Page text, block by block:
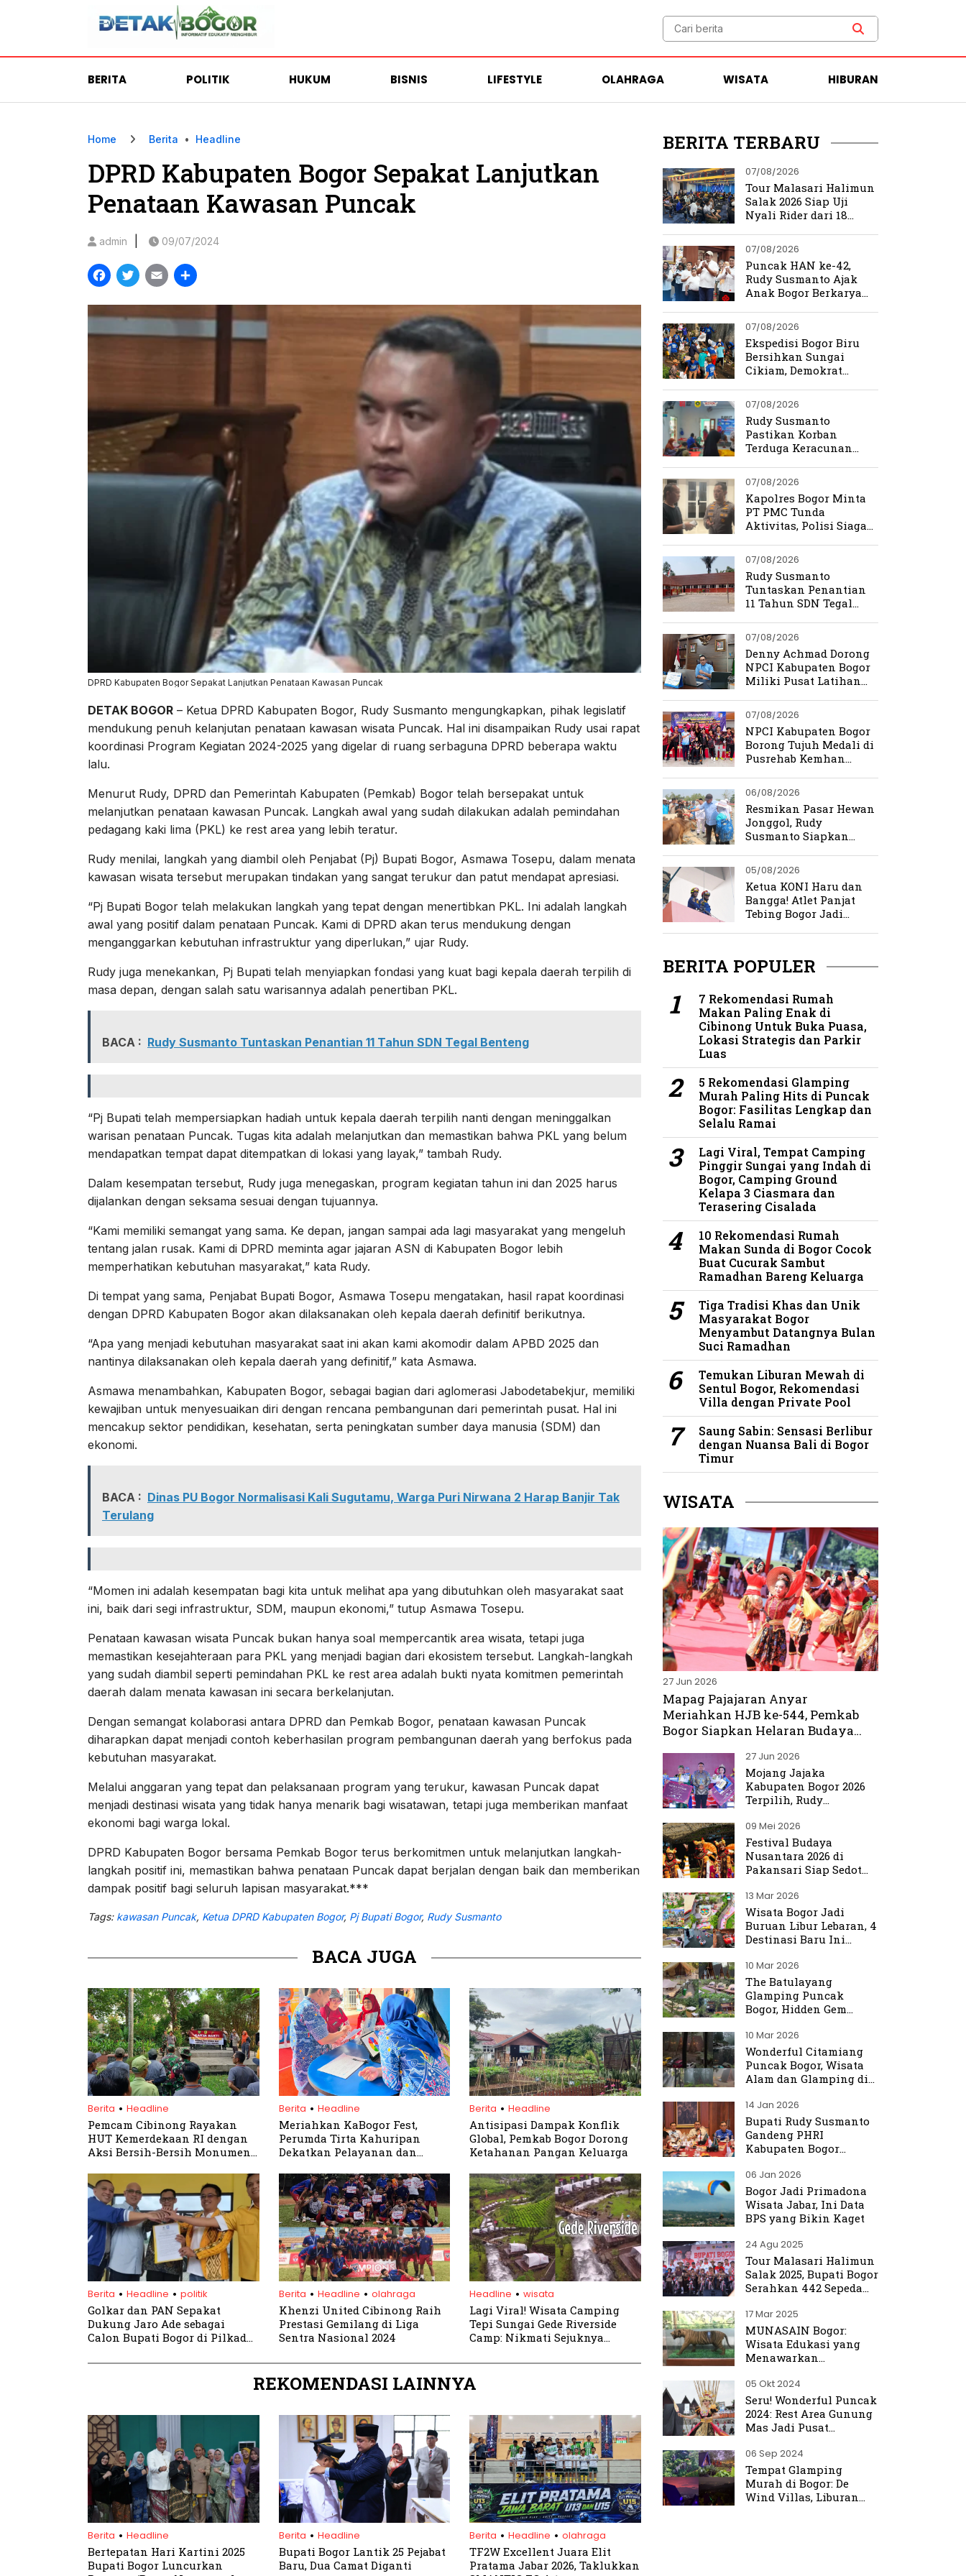
BERITA POLITIK HUKUM BISNIS LIFESTYLE OLAHRAGA WISATA HIBURAN
Home Berita • Headline
DPRD Kabupaten Bogor Sepakat Lanjutkan
Penataan Kawasan Puncak
admin 09/07/2024
Facebook
Twitter
Email
DPRD Kabupaten Bogor Sepakat Lanjutkan Penataan Kawasan Puncak
DETAK BOGOR – Ketua DPRD Kabupaten Bogor, Rudy Susmanto mengungkapkan, pihak legislatif
mendukung penuh kelanjutan penataan kawasan wisata Puncak. Hal ini disampaikan Rudy usai rapat
koordinasi Program Kegiatan 2024-2025 yang digelar di ruang serbaguna DPRD beberapa waktu
lalu.
Menurut Rudy, DPRD dan Pemerintah Kabupaten (Pemkab) Bogor telah bersepakat untuk
melanjutkan penataan kawasan Puncak. Langkah awal yang sudah dilakukan adalah pemindahan
pedagang kaki lima (PKL) ke rest area yang lebih teratur.
Rudy menilai, langkah yang diambil oleh Penjabat (Pj) Bupati Bogor, Asmawa Tosepu, dalam menata
kawasan wisata tersebut merupakan tindakan yang sangat terukur dan patut mendapat apresiasi.
“Pj Bupati Bogor telah melakukan langkah yang tepat dengan menertibkan PKL. Ini adalah langkah
awal yang positif dalam penataan Puncak. Kami di DPRD akan terus mendukung dengan
menganggarkan kebutuhan infrastruktur yang diperlukan,” ujar Rudy.
Rudy juga menekankan, Pj Bupati telah menyiapkan fondasi yang kuat bagi kepala daerah terpilih di
masa depan, dengan salah satu warisannya adalah penertiban PKL.
BACA : Rudy Susmanto Tuntaskan Penantian 11 Tahun SDN Tegal Benteng
“Pj Bupati telah mempersiapkan hadiah untuk kepala daerah terpilih nanti dengan meninggalkan
warisan penataan Puncak. Tugas kita adalah melanjutkan dan memastikan bahwa PKL yang belum
mendapatkan tempat dapat ditempatkan di lokasi yang layak,” tambah Rudy.
Dalam kesempatan tersebut, Rudy juga menegaskan, program kegiatan tahun ini dan 2025 harus
dijalankan dengan seksama sesuai dengan tujuannya.
“Kami memiliki semangat yang sama. Ke depan, jangan sampai ada lagi masyarakat yang mengeluh
tentang jalan rusak. Kami di DPRD meminta agar jajaran ASN di Kabupaten Bogor lebih
memperhatikan kebutuhan masyarakat,” kata Rudy.
Di tempat yang sama, Penjabat Bupati Bogor, Asmawa Tosepu mengatakan, hasil rapat koordinasi
dengan DPRD Kabupaten Bogor akan dilaksanakan oleh kepala daerah definitif berikutnya.
“Apa yang menjadi kebutuhan masyarakat saat ini akan kami akomodir dalam APBD 2025 dan
nantinya dilaksanakan oleh kepala daerah yang definitif,” kata Asmawa.
Asmawa menambahkan, Kabupaten Bogor, sebagai bagian dari aglomerasi Jabodetabekjur, memiliki
kewajiban untuk menyesuaikan diri dengan rencana pembangunan dari pemerintah pusat. Hal ini
mencakup sektor pendidikan, kesehatan, serta peningkatan sumber daya manusia (SDM) dan
ekonomi.
BACA : Dinas PU Bogor Normalisasi Kali Sugutamu, Warga Puri Nirwana 2 Harap Banjir Tak
Terulang
“Momen ini adalah kesempatan bagi kita untuk melihat apa yang dibutuhkan oleh masyarakat saat
ini, baik dari segi infrastruktur, SDM, maupun ekonomi,” tutup Asmawa Tosepu.
Penataan kawasan wisata Puncak bukan hanya soal mempercantik area wisata, tetapi juga
memastikan kesejahteraan para PKL yang menjadi bagian dari ekosistem tersebut. Langkah-langkah
yang sudah diambil seperti pemindahan PKL ke rest area adalah bukti nyata komitmen pemerintah
daerah dalam menata kawasan ini secara berkelanjutan.
Dengan semangat kolaborasi antara DPRD dan Pemkab Bogor, penataan kawasan Puncak
diharapkan dapat menjadi contoh keberhasilan program pembangunan daerah yang berfokus pada
kebutuhan masyarakat.
Melalui anggaran yang tepat dan pelaksanaan program yang terukur, kawasan Puncak dapat
menjadi destinasi wisata yang tidak hanya menarik bagi wisatawan, tetapi juga memberikan manfaat
ekonomi bagi warga lokal.
DPRD Kabupaten Bogor bersama Pemkab Bogor terus berkomitmen untuk melanjutkan langkah-
langkah positif ini, memastikan bahwa penataan Puncak dapat berjalan dengan baik dan memberikan
dampak positif bagi seluruh lapisan masyarakat.***
Tags: kawasan Puncak, Ketua DPRD Kabupaten Bogor, Pj Bupati Bogor, Rudy Susmanto
BACA JUGA
Berita . Headline
Pemcam Cibinong Rayakan
HUT Kemerdekaan RI dengan
Aksi Bersih-Bersih Monumen
Berita . Headline
Meriahkan KaBogor Fest,
Perumda Tirta Kahuripan
Dekatkan Pelayanan dan
Masyarakat
Berita . Headline
Antisipasi Dampak Konflik
Global, Pemkab Bogor Dorong
Ketahanan Pangan Keluarga
Berita . Headline . politik
Golkar dan PAN Sepakat
Dukung Jaro Ade sebagai
Calon Bupati Bogor di Pilkada
Berita . Headline . olahraga
Khenzi United Cibinong Raih
Prestasi Gemilang di Liga
Sentra Nasional 2024
Headline . wisata
Lagi Viral! Wisata Camping
Tepi Sungai Gede Riverside
Camp: Nikmati Sejuknya
Puncak Bogor
REKOMENDASI LAINNYA
Berita . Headline
Bertepatan Hari Kartini 2025
Bupati Bogor Luncurkan
Berita . Headline
Bupati Bogor Lantik 25 Pejabat
Baru, Dua Camat Diganti
Berita . Headline . olahraga
TF2W Excellent Juara Elit
Pratama Jabar 2026, Taklukkan
BERITA TERBARU
07/08/2026
Tour Malasari Halimun
Salak 2026 Siap Uji
Nyali Rider dari 18
Ekstrem Bogor
07/08/2026
Puncak HAN ke-42,
Rudy Susmanto Ajak
Anak Bogor Berkarya
07/08/2026
Ekspedisi Bogor Biru
Bersihkan Sungai
Cikiam, Demokrat
Warga Jasinga
07/08/2026
Rudy Susmanto
Pastikan Korban
Terduga Keracunan
Maksimal
07/08/2026
Kapolres Bogor Minta
PT PMC Tunda
Aktivitas, Polisi Siaga
Tamansari
07/08/2026
Rudy Susmanto
Tuntaskan Penantian
11 Tahun SDN Tegal
07/08/2026
Denny Achmad Dorong
NPCI Kabupaten Bogor
Miliki Pusat Latihan
07/08/2026
NPCI Kabupaten Bogor
Borong Tujuh Medali di
Pusrehab Kemhan
2026
06/08/2026
Resmikan Pasar Hewan
Jonggol, Rudy
Susmanto Siapkan
Ekonomi Baru
05/08/2026
Ketua KONI Haru dan
Bangga! Atlet Panjat
Tebing Bogor Jadi
BERITA POPULER
7 Rekomendasi Rumah
Makan Paling Enak di
Cibinong Untuk Buka Puasa,
Lokasi Strategis dan Parkir
Luas
5 Rekomendasi Glamping
Murah Paling Hits di Puncak
Bogor: Fasilitas Lengkap dan
Selalu Ramai
Lagi Viral, Tempat Camping
Pinggir Sungai yang Indah di
Bogor, Camping Ground
Kelapa 3 Ciasmara dan
Terasering Cisalada
10 Rekomendasi Rumah
Makan Sunda di Bogor Cocok
Buat Cucurak Sambut
Ramadhan Bareng Keluarga
Tiga Tradisi Khas dan Unik
Masyarakat Bogor
Menyambut Datangnya Bulan
Suci Ramadhan
Temukan Liburan Mewah di
Sentul Bogor, Rekomendasi
Villa dengan Private Pool
Saung Sabin: Sensasi Berlibur
dengan Nuansa Bali di Bogor
Timur
WISATA
27 Jun 2026
Mapag Pajajaran Anyar
Meriahkan HJB ke-544, Pemkab
Bogor Siapkan Helaran Budaya
27 Jun 2026
Mojang Jajaka
Kabupaten Bogor 2026
Terpilih, Rudy
Promosikan Bogor ke
Dunia
09 Mei 2026
Festival Budaya
Nusantara 2026 di
Pakansari Siap Sedot
13 Mar 2026
Wisata Bogor Jadi
Buruan Libur Lebaran, 4
Destinasi Baru Ini
10 Mar 2026
The Batulayang
Glamping Puncak
Bogor, Hidden Gem
yang Menenangkan
10 Mar 2026
Wonderful Citamiang
Puncak Bogor, Wisata
Alam dan Glamping di
14 Jan 2026
Bupati Rudy Susmanto
Gandeng PHRI
Kabupaten Bogor
Sektor Pariwisata
06 Jan 2026
Bogor Jadi Primadona
Wisata Jabar, Ini Data
BPS yang Bikin Kaget
24 Agu 2025
Tour Malasari Halimun
Salak 2025, Bupati Bogor
Serahkan 442 Sepeda
17 Mar 2025
MUNASAIN Bogor:
Wisata Edukasi yang
Menawarkan
dari Kebun Raya Bogor
05 Okt 2024
Seru! Wonderful Puncak
2024: Rest Area Gunung
Mas Jadi Pusat
06 Sep 2024
Tempat Glamping
Murah di Bogor: De
Wind Villas, Liburan